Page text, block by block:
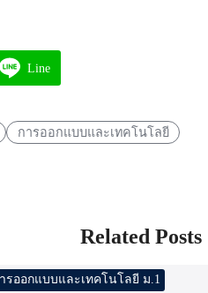
Line
การออกแบบและเทคโนโลยี
Related Posts
รออกแบบและเทคโนโลยี ม.1